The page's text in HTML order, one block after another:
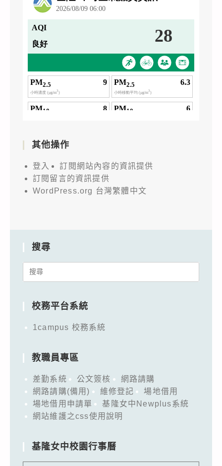
其他操作
登入
訂閱網站內容的資訊提供
訂閱留言的資訊提供
WordPress.org 台灣繁體中文
搜尋
Search
校務平台系統
1campus 校務系統
教職員專區
差勤系統 公文簽核
網路請購
網路請購(備用)
維修登記
場地借用
場地借用申請單
基隆女中Newplus系統
網站維護之css使用說明
基隆女中校園行事曆